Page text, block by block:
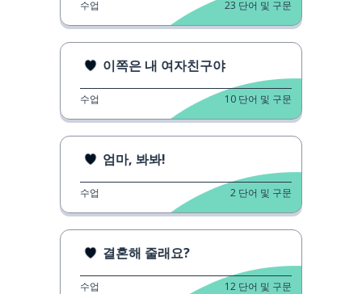
수업 23 단어 및 구문
이쪽은 내 여자친구야
수업 10 단어 및 구문
엄마, 봐봐!
수업 2 단어 및 구문
결혼해 줄래요?
수업 12 단어 및 구문